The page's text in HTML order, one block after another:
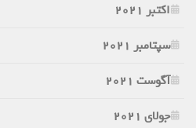
اکتبر 2021
سپتامبر 2021
آگوست 2021
جولای 2021